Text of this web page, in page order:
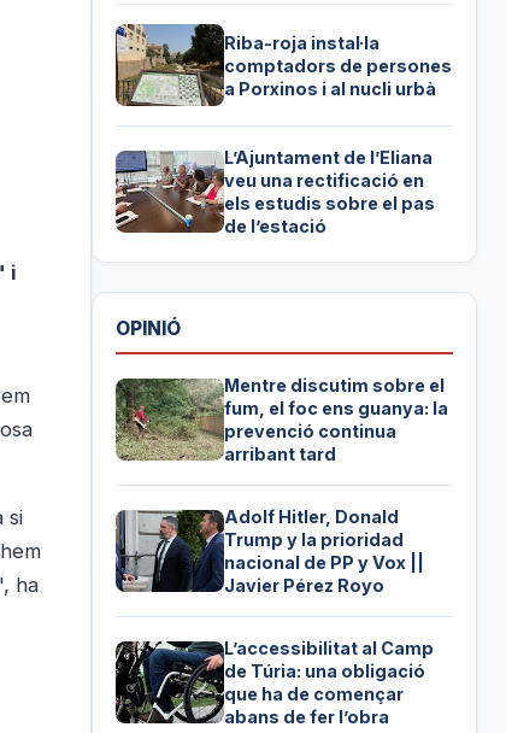
i
si
ha
Riba-roja instal·la
comptadors de persones
a Porxinos i al nucli urbà
L’Ajuntament de l’Eliana
veu una rectificació en
els estudis sobre el pas
de l’estació
OPINIÓ
Mentre discutim sobre el
fum, el foc ens guanya: la
prevenció continua
arribant tard
Adolf Hitler, Donald
Trump y la prioridad
nacional de PP y Vox ||
Javier Pérez Royo
L’accessibilitat al Camp
de Túria: una obligació
que ha de començar
abans de fer l’obra